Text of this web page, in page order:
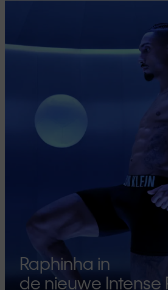
Raphinha in
de nieuwe Intense